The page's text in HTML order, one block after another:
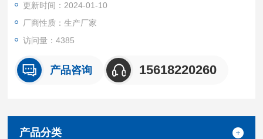
更新时间：2024-01-10
厂商性质：生产厂家
访问量：4385
产品咨询 15618220260
产品分类